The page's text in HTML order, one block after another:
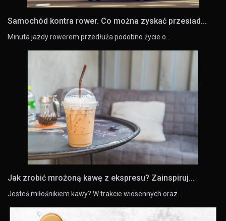
Samochód kontra rower. Co można zyskać przesiad...
Minuta jazdy rowerem przedłuża podobno życie o…
Jak zrobić mrożoną kawę z ekspresu? Zainspiruj...
Jesteś miłośnikiem kawy? W trakcie wiosennych oraz…